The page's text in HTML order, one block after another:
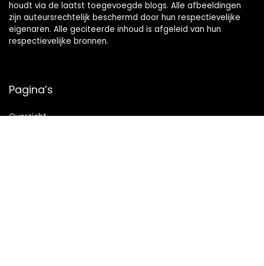
houdt via de laatst toegevoegde blogs. Alle afbeeldingen
zijn auteursrechtelijk beschermd door hun respectievelijke
eigenaren. Alle geciteerde inhoud is afgeleid van hun
respectievelijke bronnen.
Pagina’s
Overzicht